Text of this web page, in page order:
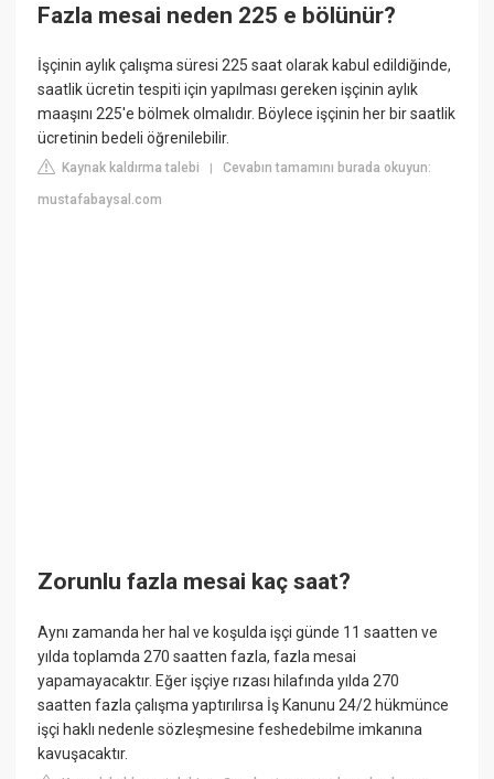
Fazla mesai neden 225 e bölünür?
İşçinin aylık çalışma süresi 225 saat olarak kabul edildiğinde,
saatlik ücretin tespiti için yapılması gereken işçinin aylık
maaşını 225'e bölmek olmalıdır. Böylece işçinin her bir saatlik
ücretinin bedeli öğrenilebilir.
Kaynak kaldırma talebi |Cevabın tamamını burada okuyun:
mustafabaysal.com
Zorunlu fazla mesai kaç saat?
Aynı zamanda her hal ve koşulda işçi günde 11 saatten ve
yılda toplamda 270 saatten fazla, fazla mesai
yapamayacaktır. Eğer işçiye rızası hilafında yılda 270
saatten fazla çalışma yaptırılırsa İş Kanunu 24/2 hükmünce
işçi haklı nedenle sözleşmesine feshedebilme imkanına
kavuşacaktır.